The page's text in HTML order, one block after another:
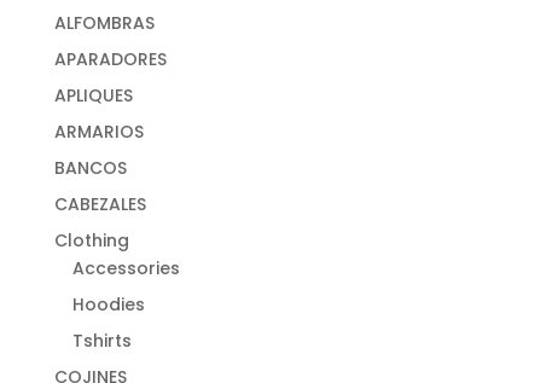
ALFOMBRAS
APARADORES
APLIQUES
ARMARIOS
BANCOS
CABEZALES
Clothing
Accessories
Hoodies
Tshirts
COJINES